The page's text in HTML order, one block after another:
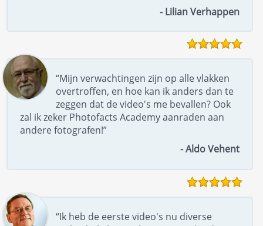
- Lilian Verhappen
“Mijn verwachtingen zijn op alle vlakken
overtroffen, en hoe kan ik anders dan te
zeggen dat de video's me bevallen? Ook
zal ik zeker Photofacts Academy aanraden aan
andere fotografen!”
- Aldo Vehent
“Ik heb de eerste video's nu diverse